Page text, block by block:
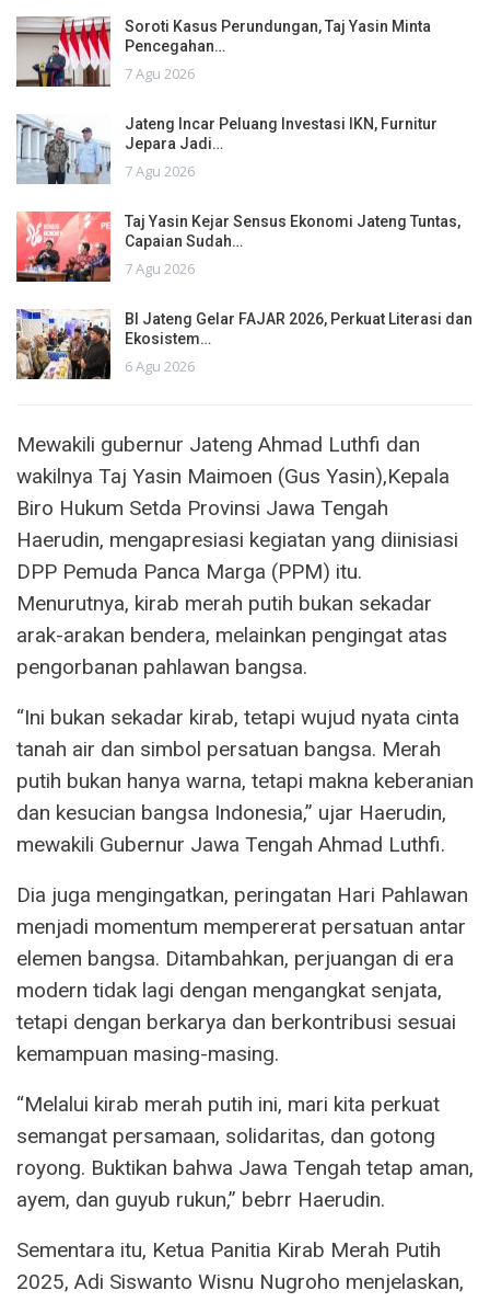
Soroti Kasus Perundungan, Taj Yasin Minta
Pencegahan…
7 Agu 2026
Jateng Incar Peluang Investasi IKN, Furnitur
Jepara Jadi…
7 Agu 2026
Taj Yasin Kejar Sensus Ekonomi Jateng Tuntas,
Capaian Sudah…
7 Agu 2026
BI Jateng Gelar FAJAR 2026, Perkuat Literasi dan
Ekosistem…
6 Agu 2026
Mewakili gubernur Jateng Ahmad Luthfi dan
wakilnya Taj Yasin Maimoen (Gus Yasin),Kepala
Biro Hukum Setda Provinsi Jawa Tengah
Haerudin, mengapresiasi kegiatan yang diinisiasi
DPP Pemuda Panca Marga (PPM) itu.
Menurutnya, kirab merah putih bukan sekadar
arak-arakan bendera, melainkan pengingat atas
pengorbanan pahlawan bangsa.
“Ini bukan sekadar kirab, tetapi wujud nyata cinta
tanah air dan simbol persatuan bangsa. Merah
putih bukan hanya warna, tetapi makna keberanian
dan kesucian bangsa Indonesia,” ujar Haerudin,
mewakili Gubernur Jawa Tengah Ahmad Luthfi.
Dia juga mengingatkan, peringatan Hari Pahlawan
menjadi momentum mempererat persatuan antar
elemen bangsa. Ditambahkan, perjuangan di era
modern tidak lagi dengan mengangkat senjata,
tetapi dengan berkarya dan berkontribusi sesuai
kemampuan masing-masing.
“Melalui kirab merah putih ini, mari kita perkuat
semangat persamaan, solidaritas, dan gotong
royong. Buktikan bahwa Jawa Tengah tetap aman,
ayem, dan guyub rukun,” bebrr Haerudin.
Sementara itu, Ketua Panitia Kirab Merah Putih
2025, Adi Siswanto Wisnu Nugroho menjelaskan,